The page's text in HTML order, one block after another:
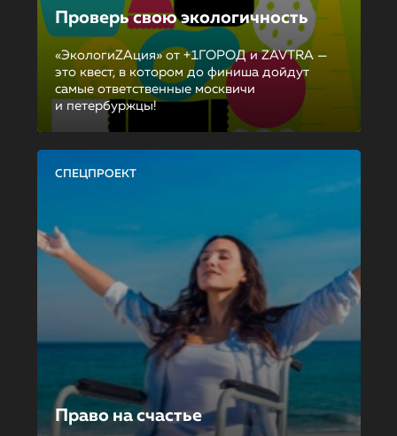
Проверь свою экологичность
«ЭкологиZAция» от +1ГОРОД и ZAVTRA —
это квест, в котором до финиша дойдут
самые ответственные москвичи
и петербуржцы!
СПЕЦПРОЕКТ
Право на счастье